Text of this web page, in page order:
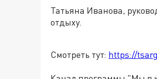
Татьяна Иванова,
отдыху.
Смотреть тут: https://